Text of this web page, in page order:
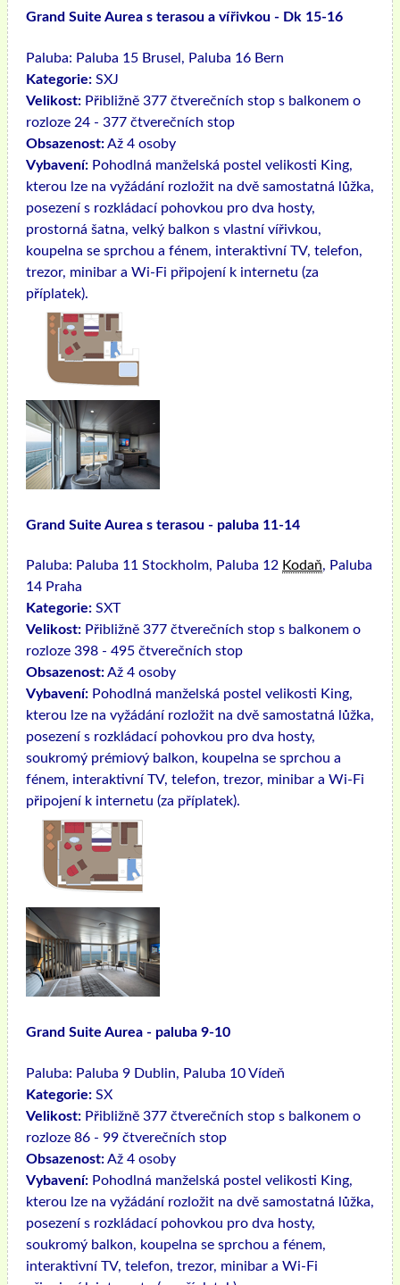
Grand Suite Aurea s terasou a vířivkou - Dk 15-16
Paluba: Paluba 15 Brusel, Paluba 16 Bern
Kategorie: SXJ
Velikost: Přibližně 377 čtverečních stop s balkonem o
rozloze 24 - 377 čtverečních stop
Obsazenost:Až 4 osoby
Vybavení: Pohodlná manželská postel velikosti King,
kterou lze na vyžádání rozložit na dvě samostatná lůžka,
posezení s rozkládací pohovkou pro dva hosty,
prostorná šatna, velký balkon s vlastní vířivkou,
koupelna se sprchou a fénem, ​​interaktivní TV, telefon,
trezor, minibar a Wi-Fi připojení k internetu (za
příplatek).
Grand Suite Aurea s terasou - paluba 11-14
Paluba: Paluba 11 Stockholm, Paluba 12 Kodaň, Paluba
14 Praha
Kategorie: SXT
Velikost: Přibližně 377 čtverečních stop s balkonem o
rozloze 398 - 495 čtverečních stop
Obsazenost:Až 4 osoby
Vybavení: Pohodlná manželská postel velikosti King,
kterou lze na vyžádání rozložit na dvě samostatná lůžka,
posezení s rozkládací pohovkou pro dva hosty,
soukromý prémiový balkon, koupelna se sprchou a
fénem, ​​interaktivní TV, telefon, trezor, minibar a Wi-Fi
připojení k internetu (za příplatek).
Grand Suite Aurea - paluba 9-10
Paluba: Paluba 9 Dublin, Paluba 10 Vídeň
Kategorie: SX
Velikost: Přibližně 377 čtverečních stop s balkonem o
rozloze 86 - 99 čtverečních stop
Obsazenost:Až 4 osoby
Vybavení: Pohodlná manželská postel velikosti King,
kterou lze na vyžádání rozložit na dvě samostatná lůžka,
posezení s rozkládací pohovkou pro dva hosty,
soukromý balkon, koupelna se sprchou a fénem, ​​
interaktivní TV, telefon, trezor, minibar a Wi-Fi